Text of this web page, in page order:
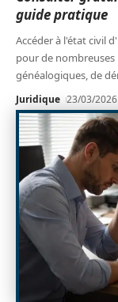
guide pratique
Accéder à l'état civil
pour de nombreuses
généalogiques, de
Juridique 23/03/2026